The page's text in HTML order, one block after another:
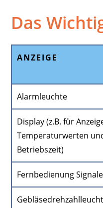
Das
ANZEIGE
Alarmleuchte
Display (z.B. für
Temperaturwerten
Betriebszeit)
Fernbedienung